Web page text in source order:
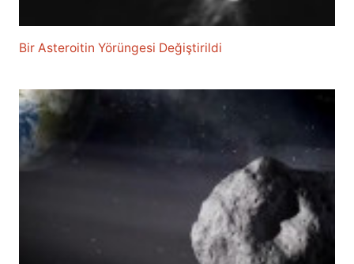
Bir Asteroitin Yörüngesi Değiştirildi